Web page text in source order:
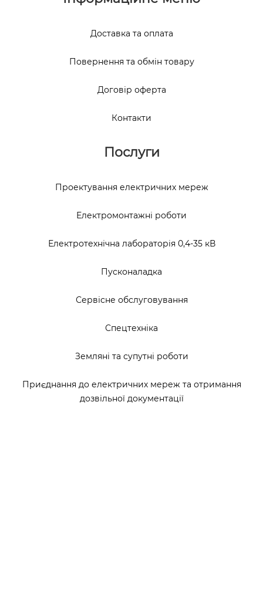
Доставка та оплата
Повернення та обмін товару
Договір оферта
Контакти
Послуги
Проектування електричних мереж
Електромонтажні роботи
Електротехнічна лабораторія 0,4-35 кВ
Пусконаладка
Сервісне обслуговування
Спецтехніка
Земляні та супутні роботи
Приєднання до електричних мереж та отримання
дозвільної документації